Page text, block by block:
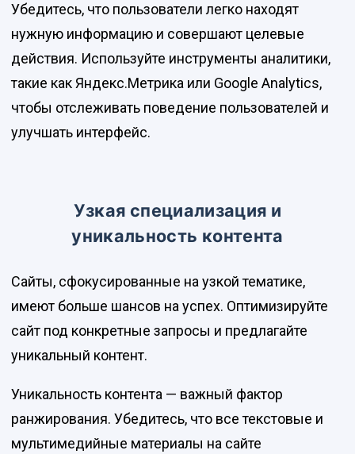
Убедитесь, что пользователи легко находят
нужную информацию и совершают целевые
действия. Используйте инструменты аналитики,
такие как Яндекс.Метрика или Google Analytics,
чтобы отслеживать поведение пользователей и
улучшать интерфейс.
Узкая специализация и
уникальность контента
Сайты, сфокусированные на узкой тематике,
имеют больше шансов на успех. Оптимизируйте
сайт под конкретные запросы и предлагайте
уникальный контент.
Уникальность контента — важный фактор
ранжирования. Убедитесь, что все текстовые и
мультимедийные материалы на сайте